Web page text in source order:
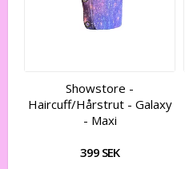
Showstore -
Haircuff/Hårstrut - Galaxy
- Maxi
399 SEK